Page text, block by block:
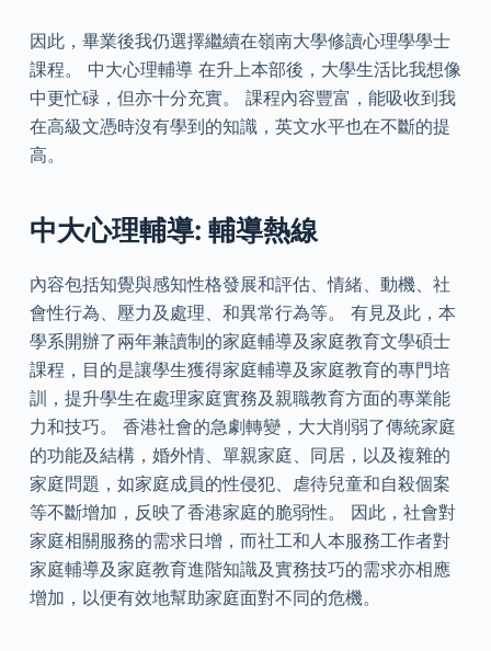
因此，畢業後我仍選擇繼續在嶺南大學修讀心理學學士
課程。 中大心理輔導 在升上本部後，大學生活比我想像
中更忙碌，但亦十分充實。 課程內容豐富，能吸收到我
在高級文憑時沒有學到的知識，英文水平也在不斷的提
高。
中大心理輔導: 輔導熱線
內容包括知覺與感知性格發展和評估、情緒、動機、社
會性行為、壓力及處理、和異常行為等。 有見及此，本
學系開辦了兩年兼讀制的家庭輔導及家庭教育文學碩士
課程，目的是讓學生獲得家庭輔導及家庭教育的專門培
訓，提升學生在處理家庭實務及親職教育方面的專業能
力和技巧。 香港社會的急劇轉變，大大削弱了傳統家庭
的功能及結構，婚外情、單親家庭、同居，以及複雜的
家庭問題，如家庭成員的性侵犯、虐待兒童和自殺個案
等不斷增加，反映了香港家庭的脆弱性。 因此，社會對
家庭相關服務的需求日增，而社工和人本服務工作者對
家庭輔導及家庭教育進階知識及實務技巧的需求亦相應
增加，以便有效地幫助家庭面對不同的危機。